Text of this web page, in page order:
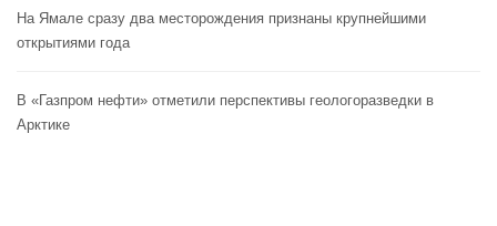
На Ямале сразу два месторождения признаны крупнейшими
открытиями года
В «Газпром нефти» отметили перспективы геологоразведки в
Арктике